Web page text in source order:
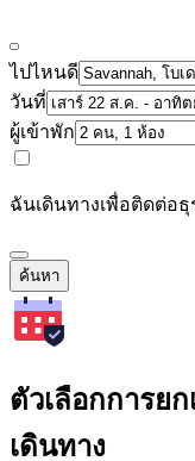
ไปไหนดี
วันที่
ผู้เข้าพัก
ฉันเดินทางเพื่อติดต่อธุ
ค้นหา
ตัวเลือกการย
เดินทาง